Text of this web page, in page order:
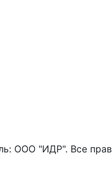
ООО "ИДР". Все